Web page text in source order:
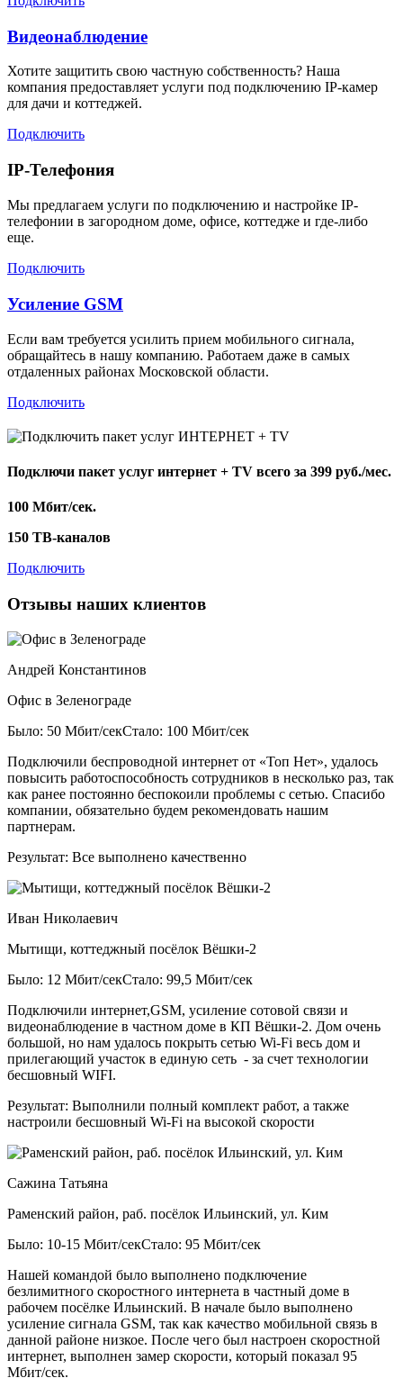
Видеонаблюдение
Хотите защитить свою частную собственность? Наша
компания предоставляет услуги под подключению IP-камер
для дачи и коттеджей.
Подключить
IP-Телефония
Мы предлагаем услуги по подключению и настройке IP-
телефонии в загородном доме, офисе, коттедже и где-либо
еще.
Подключить
Усиление GSM
Если вам требуется усилить прием мобильного сигнала,
обращайтесь в нашу компанию. Работаем даже в самых
отдаленных районах Московской области.
Подключить
Подключи пакет услуг интернет + TV всего за 399 руб./мес.
100 Мбит/сек.
150 ТВ-каналов
Подключить
Отзывы наших клиентов
Андрей Константинов
Офис в Зеленограде
Было: 50 Мбит/секСтало: 100 Мбит/сек
Подключили беспроводной интернет от «Топ Нет», удалось
повысить работоспособность сотрудников в несколько раз, так
как ранее постоянно беспокоили проблемы с сетью. Спасибо
компании, обязательно будем рекомендовать нашим
партнерам.
Результат: Все выполнено качественно
Иван Николаевич
Мытищи, коттеджный посёлок Вёшки-2
Было: 12 Мбит/секСтало: 99,5 Мбит/сек
Подключили интернет,GSM, усиление сотовой связи и
видеонаблюдение в частном доме в КП Вёшки-2. Дом очень
большой, но нам удалось покрыть сетью Wi-Fi весь дом и
прилегающий участок в единую сеть - за счет технологии
бесшовный WIFI.
Результат: Выполнили полный комплект работ, а также
настроили бесшовный Wi-Fi на высокой скорости
Сажина Татьяна
Раменский район, раб. посёлок Ильинский, ул. Ким
Было: 10-15 Мбит/секСтало: 95 Мбит/сек
Нашей командой было выполнено подключение
безлимитного скоростного интернета в частный доме в
рабочем посёлке Ильинский. В начале было выполнено
усиление сигнала GSM, так как качество мобильной связь в
данной районе низкое. После чего был настроен скоростной
интернет, выполнен замер скорости, который показал 95
Мбит/сек.